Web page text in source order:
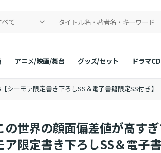
べて
アニメ/映画/舞台 グッズ/セット ドラマCD
シーモア限定書き下ろしSS＆電子書籍限定SS付き】
の世界の顔面偏差値が高す
ア限定書き下ろしSS＆電子